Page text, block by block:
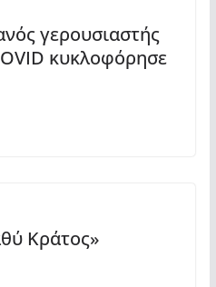
γερουσιαστής
κυκλοφόρησε
Κράτος»